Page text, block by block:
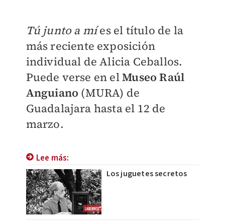
Tú junto a míes el título de la
más reciente exposición
individual de Alicia Ceballos.
Puede verse en elMuseo Raúl
Anguiano (MURA) de
Guadalajara hasta el 12 de
marzo.
Lee más:
Los juguetes secretos